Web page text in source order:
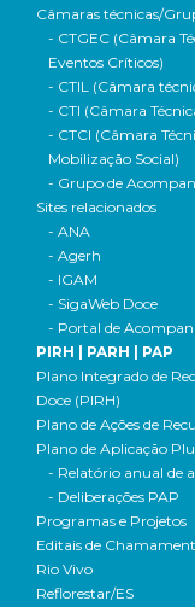
Câmaras técnicas/
- CTGEC (Câmara
Eventos Críticos)
- CTIL (Câmara
- CTI (Câmara
- CTCI (Câmara
Mobilização Social)
- Grupo de
Sites relacionados
- ANA
- Agerh
- IGAM
- SigaWeb Doce
- Portal de
PIRH | PARH | PAP
Plano Integrado de
Doce (PIRH)
Plano de Ações de
Plano de Aplicação
- Relatório anual de
- Deliberações PAP
Programas e Projetos
Editais de
Rio Vivo
Reflorestar/ES